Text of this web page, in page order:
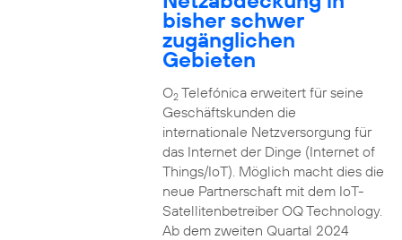
bisher schwer
zugänglichen
Gebieten
O2Telefónica erweitert für seine
Geschäftskunden die
internationale Netzversorgung für
das Internet der Dinge (Internet of
Things/IoT). Möglich macht dies die
neue Partnerschaft mit dem IoT-
Satellitenbetreiber OQ Technology.
Ab dem zweiten Quartal 2024